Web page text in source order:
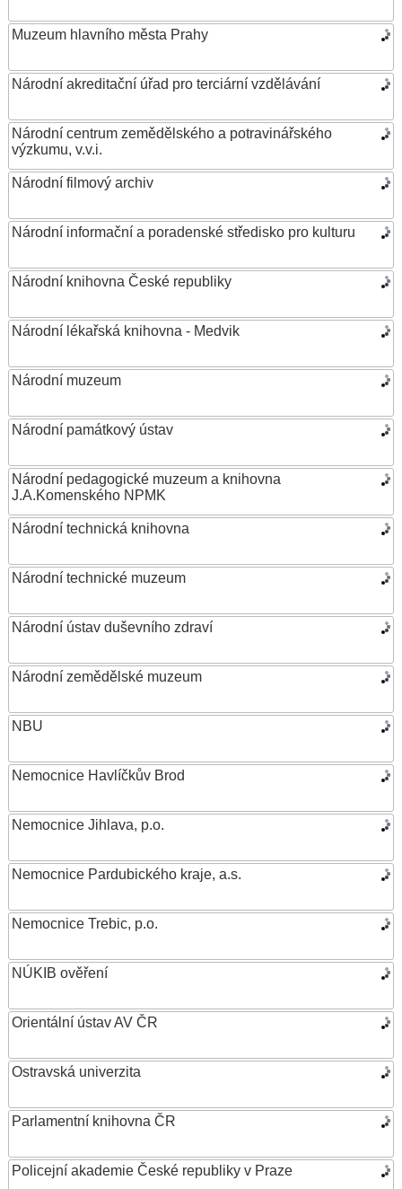
Muzeum hlavního města Prahy
Národní akreditační úřad pro terciární vzdělávání
Národní centrum zemědělského a potravinářského
výzkumu, v.v.i.
Národní filmový archiv
Národní informační a poradenské středisko pro kulturu
Národní knihovna České republiky
Národní lékařská knihovna - Medvik
Národní muzeum
Národní památkový ústav
Národní pedagogické muzeum a knihovna
J.A.Komenského NPMK
Národní technická knihovna
Národní technické muzeum
Národní ústav duševního zdraví
Národní zemědělské muzeum
NBU
Nemocnice Havlíčkův Brod
Nemocnice Jihlava, p.o.
Nemocnice Pardubického kraje, a.s.
Nemocnice Trebic, p.o.
NÚKIB ověření
Orientální ústav AV ČR
Ostravská univerzita
Parlamentní knihovna ČR
Policejní akademie České republiky v Praze